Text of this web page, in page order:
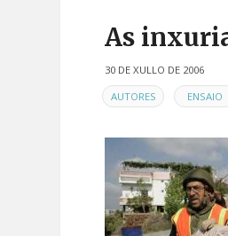
As
30 DE XULLO DE 2006
EN AUTORES ENSAIO